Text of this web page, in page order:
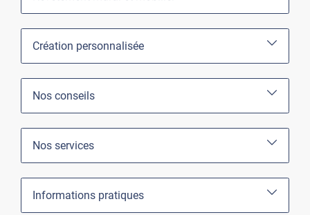
Création personnalisée
Nos conseils
Nos services
Informations pratiques